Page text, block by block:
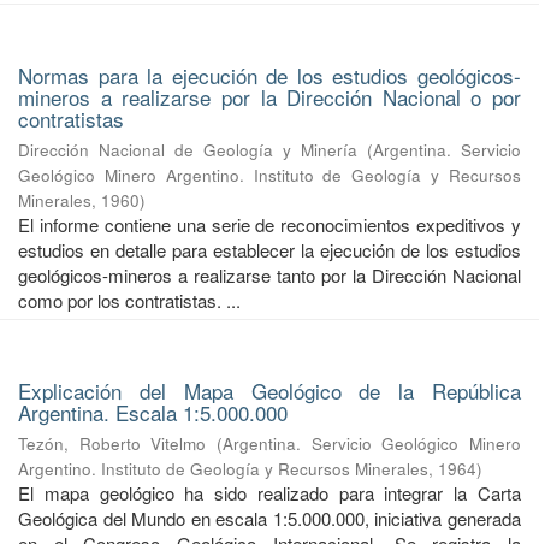
Normas para la ejecución de los estudios geológicos-
mineros a realizarse por la Dirección Nacional o por
contratistas
Dirección Nacional de Geología y Minería (Argentina. Servicio
Geológico Minero Argentino. Instituto de Geología y Recursos
Minerales, 1960)
El informe contiene una serie de reconocimientos expeditivos y
estudios en detalle para establecer la ejecución de los estudios
geológicos-mineros a realizarse tanto por la Dirección Nacional
como por los contratistas. ...
Explicación del Mapa Geológico de la República
Argentina. Escala 1:5.000.000
Tezón, Roberto Vitelmo (Argentina. Servicio Geológico Minero
Argentino. Instituto de Geología y Recursos Minerales, 1964)
El mapa geológico ha sido realizado para integrar la Carta
Geológica del Mundo en escala 1:5.000.000, iniciativa generada